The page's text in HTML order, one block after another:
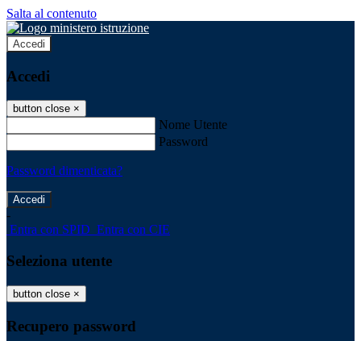
Salta al contenuto
Accedi
Accedi
button close ×
Nome Utente
Password
Password dimenticata?
-
Entra con SPID Entra con CIE
Seleziona utente
button close ×
Recupero password